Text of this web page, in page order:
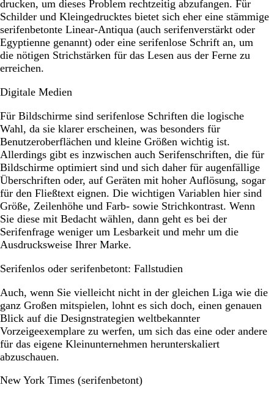
drucken, um dieses Problem rechtzeitig abzufangen. Für
Schilder und Kleingedrucktes bietet sich eher eine stämmige
serifenbetonte Linear-Antiqua (auch serifenverstärkt oder
Egyptienne genannt) oder eine serifenlose Schrift an, um
die nötigen Strichstärken für das Lesen aus der Ferne zu
erreichen.
Digitale Medien
Für Bildschirme sind serifenlose Schriften die logische
Wahl, da sie klarer erscheinen, was besonders für
Benutzeroberflächen und kleine Größen wichtig ist.
Allerdings gibt es inzwischen auch Serifenschriften, die für
Bildschirme optimiert sind und sich daher für augenfällige
Überschriften oder, auf Geräten mit hoher Auflösung, sogar
für den Fließtext eignen. Die wichtigen Variablen hier sind
Größe, Zeilenhöhe und Farb- sowie Strichkontrast. Wenn
Sie diese mit Bedacht wählen, dann geht es bei der
Serifenfrage weniger um Lesbarkeit und mehr um die
Ausdrucksweise Ihrer Marke.
Serifenlos oder serifenbetont: Fallstudien
Auch, wenn Sie vielleicht nicht in der gleichen Liga wie die
ganz Großen mitspielen, lohnt es sich doch, einen genauen
Blick auf die Designstrategien weltbekannter
Vorzeigeexemplare zu werfen, um sich das eine oder andere
für das eigene Kleinunternehmen herunterskaliert
abzuschauen.
New York Times (serifenbetont)